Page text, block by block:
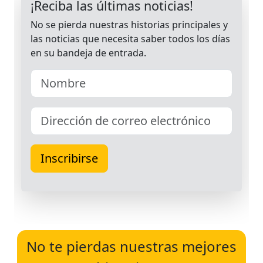
No te pierdas nuestras mejores